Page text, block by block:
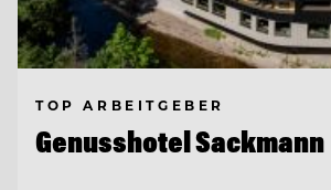
TOP ARBEITGEBER
Genusshotel Sackmann